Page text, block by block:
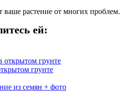
ваше растение от многих проблем.
ей:
грунте